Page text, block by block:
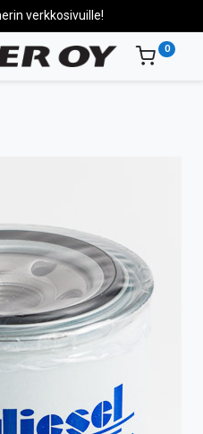
verkkosivuille!
0